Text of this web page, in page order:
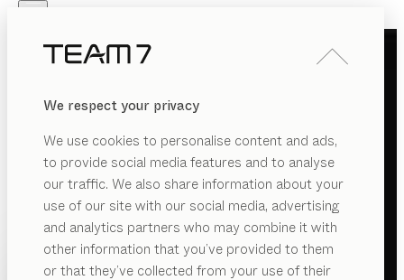
We respect your privacy
We use cookies to personalise content and ads,
to provide social media features and to analyse
our traffic. We also share information about your
use of our site with our social media, advertising
and analytics partners who may combine it with
other information that you’ve provided to them
or that they’ve collected from your use of their
PRODUITS
INSPIRATION
REVENDEUR
PRODUITS